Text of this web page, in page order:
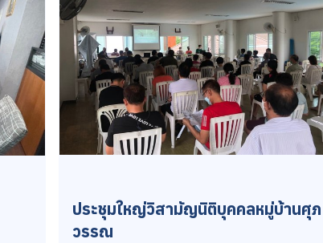
ประชุมใหญ่วิสามัญนิติบุคคลหมู่บ้านศุภ
วรรณ